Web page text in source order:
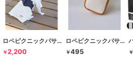
ロペピクニックパサージュ
￥2,200
ロペピクニックパサージュ
￥495 ￥